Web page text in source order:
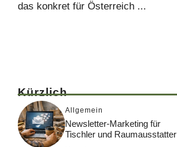
das konkret für Österreich ...
Kürzlich
Allgemein
Newsletter-Marketing für
Tischler und Raumausstatter